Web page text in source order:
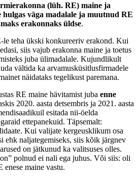
(lüh. RE) maine ja
hulgas väga madalale ja muutnud RE
erakonnaks üldse.
le teha ükski konkureeriv erakond. Kui
siis vajub erakonna maine ja toetus
juba ülimadalale. Kujundlikult
vältida ka arvamusküsitlusfirmadele
näidataks tegelikust paremana.
RE maine hävitamist juba enne
2020. aasta detsembris ja 2021. aasta
esitada nii-öelda
ettepanekuid. Täpsemalt:
Kui valijate kergeusklikum osa
ehk naljategemiseks, siis kõik järgnev
on jätkunud ka valitsuses olles.
polnud ei nali ega juhus. Või siis: oli
maine vastu.